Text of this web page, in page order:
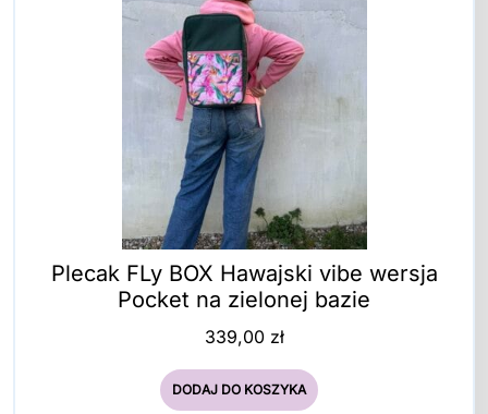
Plecak FLy BOX Hawajski vibe wersja
Pocket na zielonej bazie
339,00 zł
DODAJ DO KOSZYKA